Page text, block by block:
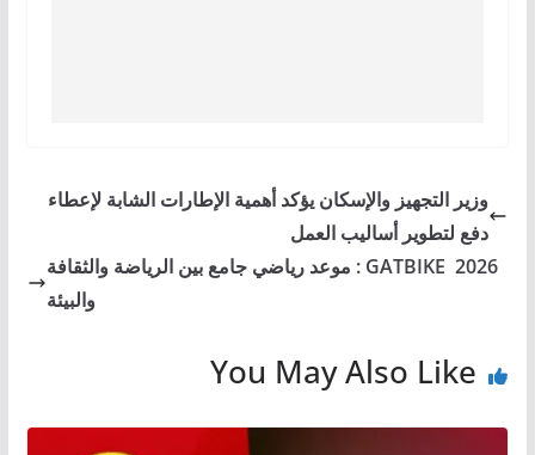
وزير التجهيز والإسكان يؤكد أهمية الإطارات الشابة لإعطاء
دفع لتطوير أساليب العمل
GATBIKE 2026 : موعد رياضي جامع بين الرياضة والثقافة
والبيئة
You May Also Like